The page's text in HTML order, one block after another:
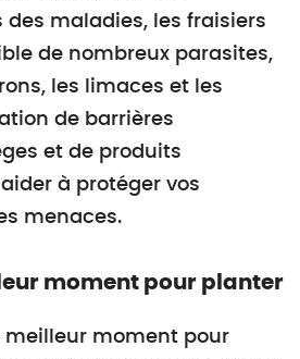
des maladies, les fraisiers
de nombreux parasites,
les limaces et les
de barrières
et de produits
à protéger vos
menaces.
moment pour planter
meilleur moment pour